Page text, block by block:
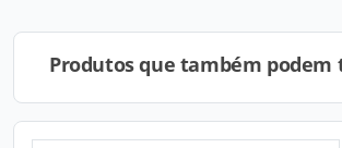
Produtos que também podem